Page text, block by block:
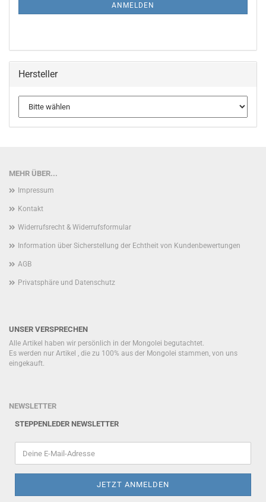
ANMELDEN
Hersteller
MEHR ÜBER...
Impressum
Kontakt
Widerrufsrecht & Widerrufsformular
Information über Sicherstellung der Echtheit von Kundenbewertungen
AGB
Privatsphäre und Datenschutz
UNSER VERSPRECHEN
Alle Artikel haben wir persönlich in der Mongolei begutachtet.
Es werden nur Artikel , die zu 100% aus der Mongolei stammen, von uns
eingekauft.
NEWSLETTER
STEPPENLEDER NEWSLETTER